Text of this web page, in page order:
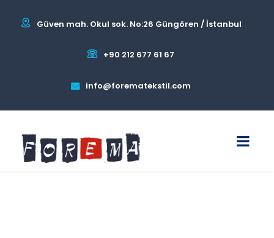
Güven mah. Okul sok. No:26 Güngören / İstanbul
+90 212 677 61 67
info@forematekstil.com